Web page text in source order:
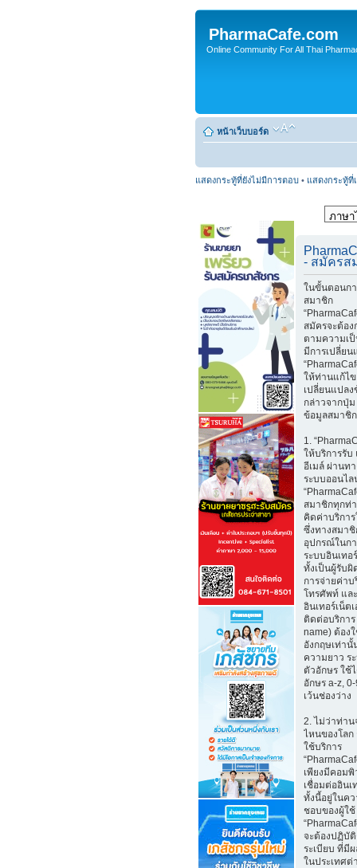
PharmaCafe.com
Online Community For All Thai
หน้าเว็บบอร์ด
แสดงกระทู้ที่ยังไม่มีการตอบ • แสดงกระทู้ที่
- สมัครส
ในขั้นตอนก
สมาชิก
สมัครจะต้อ
ตามความเ
มีการเปลี่ยน
ให้ท่านแก้ไข
เปลี่ยนแปล
กล่าวจากปุ่
ข้อมูลสมาชิ
1.
ให้บริการรับ
อีเมล์ ผ่านท
ระบบออนไล
สมาชิกทุกท่
คิดค่าบริกา
ซึ่งทางสมา
อุปกรณ์ในก
ระบบอินเทอ
ทั้งเป็นผู้รับ
การจ่ายค่าบ
โทรศัพท์ แล
อินเทอร์เน็ต
ติดต่อบริการ
name) ต้อง
อังกฤษเท่า
ความยาว ร
ตัวอักษร ใช้
อักษร a-z,
เว้นช่องว่าง
2. ไม่ว่าท่า
ไหนของโลก
ใช้บริการ
เพียงมีคอมพิ
เชื่อมต่ออินเ
ทั้งนี้อยู่ในค
ชอบของผู้ใช้
จะต้องปฏิบั
ระเบียบ ที่มี
ในประเทศต่